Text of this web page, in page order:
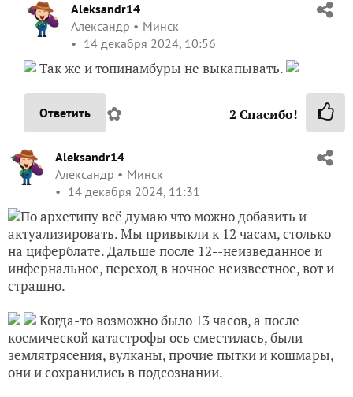
Aleksandr14
Александр
Минск
14 декабря 2024, 10:56
Так же и топинамбуры не выкапывать.
Ответить ✿ 2 Спасибо!
Aleksandr14
Александр
Минск
14 декабря 2024, 11:31
По архетипу всё думаю что можно добавить и
актуализировать. Мы привыкли к 12 часам, столько
на циферблате. Дальше после 12--неизведанное и
инфернальное, переход в ночное неизвестное, вот и
страшно.
Когда-то возможно было 13 часов, а после
космической катастрофы ось сместилась, были
землятрясения, вулканы, прочие пытки и кошмары,
они и сохранились в подсознании.